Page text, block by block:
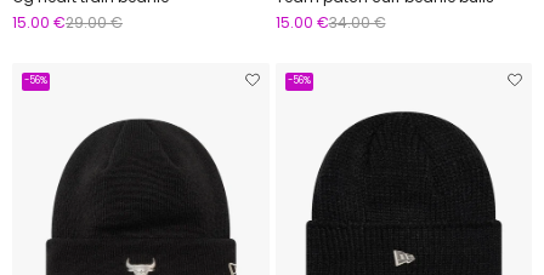
15.00 €29.00 €
15.00 €34.00 €
-56% -56%